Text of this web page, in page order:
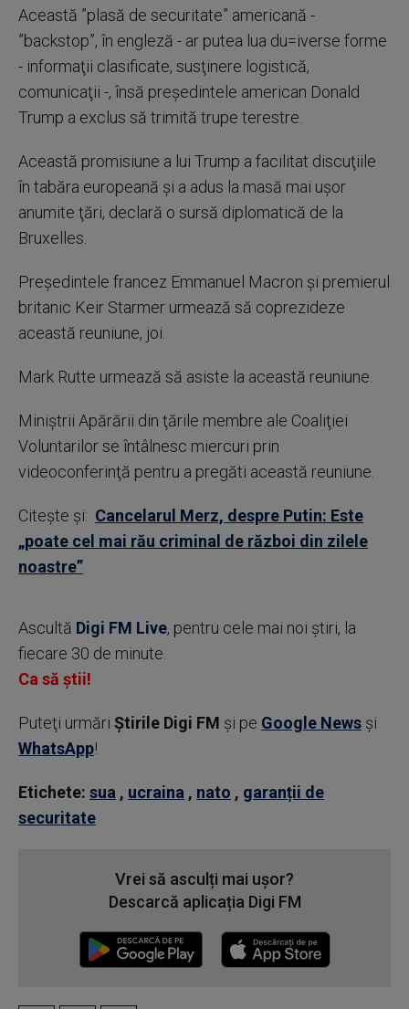
Această ”plasă de securitate” americană -
”backstop”, în engleză - ar putea lua du=iverse forme
- informaţii clasificate, susţinere logistică,
comunicaţii -, însă preşedintele american Donald
Trump a exclus să trimită trupe terestre.
Această promisiune a lui Trump a facilitat discuţiile
în tabăra europeană şi a adus la masă mai uşor
anumite ţări, declară o sursă diplomatică de la
Bruxelles.
Preşedintele francez Emmanuel Macron şi premierul
britanic Keir Starmer urmează să coprezideze
această reuniune, joi.
Mark Rutte urmează să asiste la această reuniune.
Miniştrii Apărării din ţările membre ale Coaliţiei
Voluntarilor se întâlnesc miercuri prin
videoconferinţă pentru a pregăti această reuniune.
Citește și: Cancelarul Merz, despre Putin: Este
„poate cel mai rău criminal de război din zilele
noastre”
Ascultă Digi FM Live, pentru cele mai noi știri, la
fiecare 30 de minute.
Ca să știi!
Puteţi urmări Știrile Digi FM şi pe Google News şi
WhatsApp!
Etichete: sua , ucraina , nato , garanții de
securitate
Vrei să asculți mai ușor?
Descarcă aplicația Digi FM